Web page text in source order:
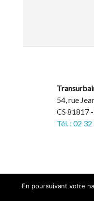
54, rue
CS 81817
Tél. : 02
En poursuivant votre